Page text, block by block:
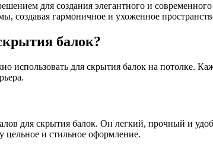
для создания элегантного и
создавая гармоничное и ухоженное
балок?
использовать для скрытия балок на потолке.
для скрытия балок. Он легкий, прочный и
цельное и стильное оформление.